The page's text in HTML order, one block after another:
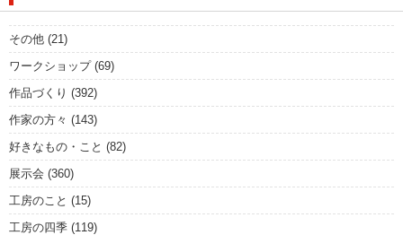
その他 (21)
ワークショップ(69)
作品づくり (392)
作家の方々 (143)
好きなもの・こと (82)
展示会 (360)
工房のこと (15)
工房の四季 (119)